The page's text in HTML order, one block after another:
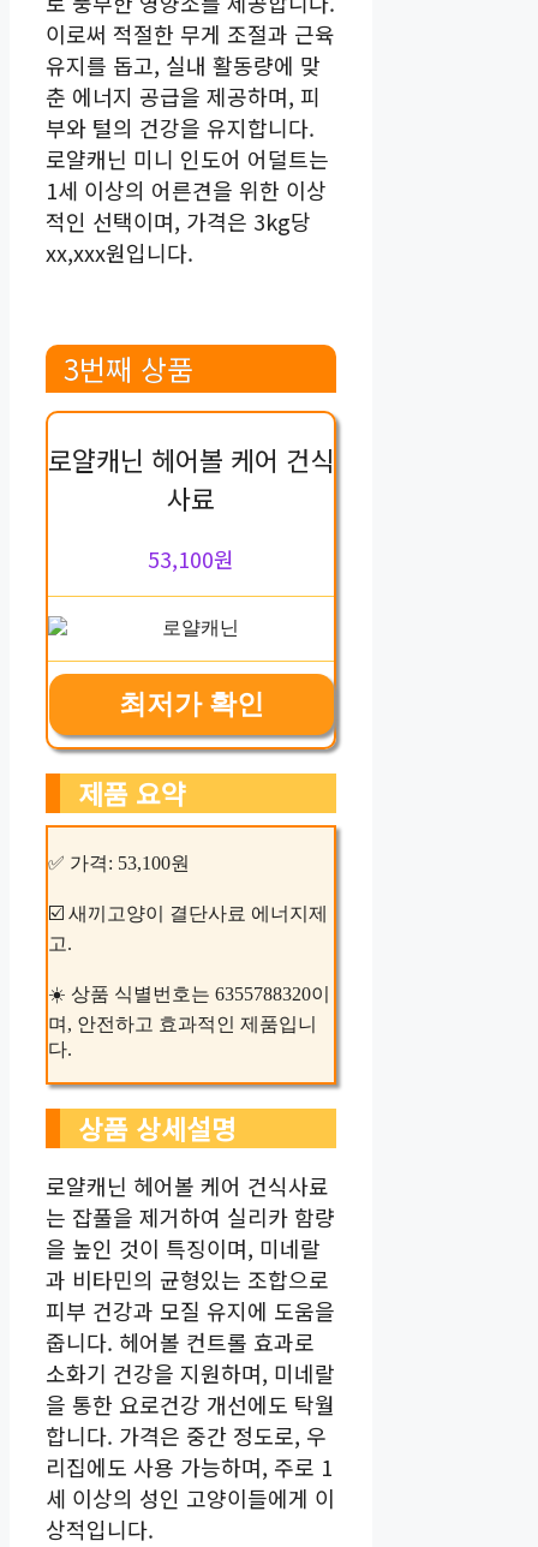
이로써 적절한 무게 조절과 근육
유지를 돕고, 실내 활동량에 맞
춘 에너지 공급을 제공하며, 피
부와 털의 건강을 유지합니다.
로얄캐닌 미니 인도어 어덜트는
1세 이상의 어른견을 위한 이상
적인 선택이며, 가격은 3kg당
xx,xxx원입니다.
3번째 상품
로얄캐닌 헤어볼 케어 건식
사료
53,100원
최저가 확인
제품 요약
✅ 가격: 53,100원
☑️ 새끼고양이 결단사료 에너지제
고.
☀️ 상품 식별번호는 6355788320이
며, 안전하고 효과적인 제품입니
다.
상품 상세설명
로얄캐닌 헤어볼 케어 건식사료
는 잡풀을 제거하여 실리카 함량
을 높인 것이 특징이며, 미네랄
과 비타민의 균형있는 조합으로
피부 건강과 모질 유지에 도움을
줍니다. 헤어볼 컨트롤 효과로
소화기 건강을 지원하며, 미네랄
을 통한 요로건강 개선에도 탁월
합니다. 가격은 중간 정도로, 우
리집에도 사용 가능하며, 주로 1
세 이상의 성인 고양이들에게 이
상적입니다.